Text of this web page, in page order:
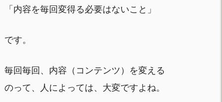
「内容を毎回変得る必要はないこと」
です。
毎回毎回、内容（コンテンツ）を変える
のって、人によっては、大変ですよね。